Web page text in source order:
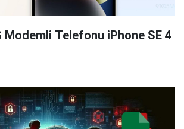
Modemli Telefonu iPhone SE 4